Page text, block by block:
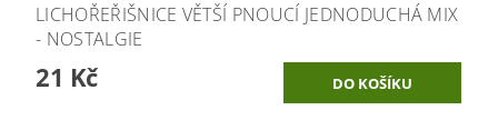
LICHOŘEŘIŠNICE VĚTŠÍ PNOUCÍ JEDNODUCHÁ MIX
- NOSTALGIE
21 Kč